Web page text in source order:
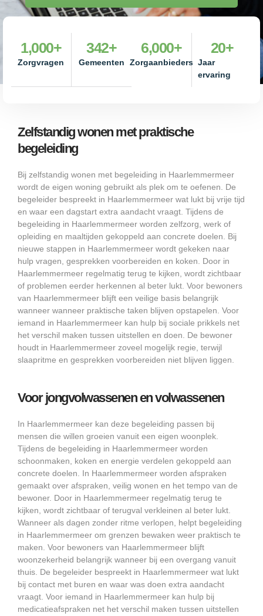
Zorgvragen
1,000+
Gemeenten
342+
Zorgaanbieders
6,000+
Jaar
ervaring
20+
Zelfstandig wonen met praktische
begeleiding
Bij zelfstandig wonen met begeleiding in Haarlemmermeer
wordt de eigen woning gebruikt als plek om te oefenen. De
begeleider bespreekt in Haarlemmermeer wat lukt bij vrije tijd
en waar een dagstart extra aandacht vraagt. Tijdens de
begeleiding in Haarlemmermeer worden zelfzorg, werk of
opleiding en maaltijden gekoppeld aan concrete doelen. Bij
nieuwe stappen in Haarlemmermeer wordt gekeken naar
hulp vragen, gesprekken voorbereiden en koken. Door in
Haarlemmermeer regelmatig terug te kijken, wordt zichtbaar
of problemen eerder herkennen al beter lukt. Voor bewoners
van Haarlemmermeer blijft een veilige basis belangrijk
wanneer wanneer praktische taken blijven opstapelen. Voor
iemand in Haarlemmermeer kan hulp bij sociale prikkels net
het verschil maken tussen uitstellen en doen. De bewoner
houdt in Haarlemmermeer zoveel mogelijk regie, terwijl
slaapritme en gesprekken voorbereiden niet blijven liggen.
Voor jongvolwassenen en volwassenen
In Haarlemmermeer kan deze begeleiding passen bij
mensen die willen groeien vanuit een eigen woonplek.
Tijdens de begeleiding in Haarlemmermeer worden
schoonmaken, koken en energie verdelen gekoppeld aan
concrete doelen. In Haarlemmermeer worden afspraken
gemaakt over afspraken, veilig wonen en het tempo van de
bewoner. Door in Haarlemmermeer regelmatig terug te
kijken, wordt zichtbaar of terugval verkleinen al beter lukt.
Wanneer als dagen zonder ritme verlopen, helpt begeleiding
in Haarlemmermeer om grenzen bewaken weer praktisch te
maken. Voor bewoners van Haarlemmermeer blijft
woonzekerheid belangrijk wanneer bij een overgang vanuit
thuis. De begeleider bespreekt in Haarlemmermeer wat lukt
bij contact met buren en waar was doen extra aandacht
vraagt. Voor iemand in Haarlemmermeer kan hulp bij
medicatieafspraken net het verschil maken tussen uitstellen